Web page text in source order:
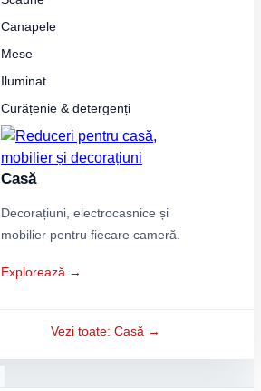
Canapele
Mese
Iluminat
Curățenie & detergenți
Casă
Decorațiuni, electrocasnice și
mobilier pentru fiecare cameră.
Explorează →
Vezi toate: Casă →